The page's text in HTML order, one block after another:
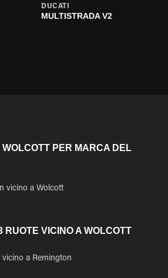
DUCATI
MULTISTRADA V2
WOLCOTT PER MARCA DEL
vicino a Wolcott
RUOTE VICINO A WOLCOTT
a Remington